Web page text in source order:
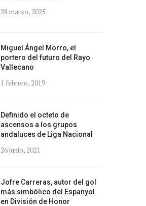
28 marzo, 2025
Miguel Ángel Morro, el
portero del futuro del Rayo
Vallecano
1 febrero, 2019
Definido el octeto de
ascensos a los grupos
andaluces de Liga Nacional
26 junio, 2021
Jofre Carreras, autor del gol
más simbólico del Espanyol
en División de Honor